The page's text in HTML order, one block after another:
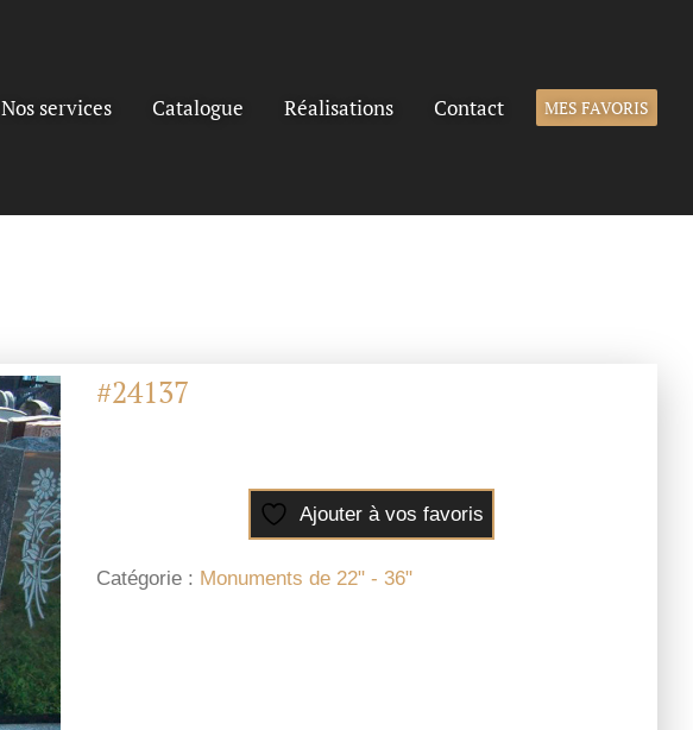
Nos services Catalogue Réalisations Contact MES FAVORIS
#24137
Ajouter à vos favoris
Catégorie : Monuments de 22" - 36"